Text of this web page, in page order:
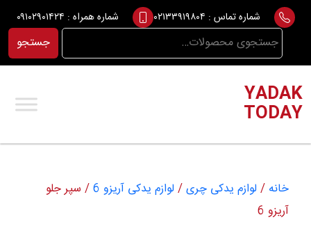
Skip
content
شماره تماس : ۰۲۱۳۳۹۱۹۸۰۴ شماره همراه : ۰۹۱۰۲۹۰۱۴۲۴
جستجو
برای:
جستجو
YADAK
TODAY
خانه / لوازم یدکی چری/ لوازم یدکی آریزو 6
/ سپر جلو
آریزو 6